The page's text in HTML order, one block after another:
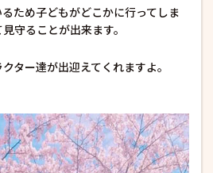
ため子どもがどこかに行ってしま
守ることが出来ます。
ター達が出迎えてくれますよ。